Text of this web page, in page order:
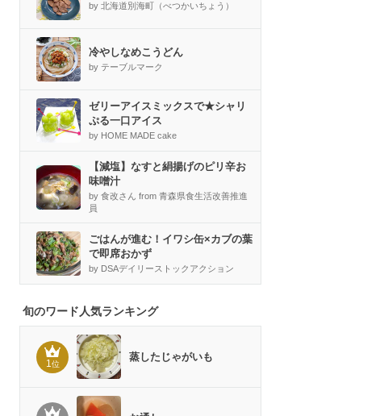
by 北海道別海町（べつかいちょう）
冷やしなめこうどん
by テーブルマーク
ゼリーアイスミックスで★シャリ
ぷる一口アイス
by HOME MADE cake
【減塩】なすと絹揚げのピリ辛お
味噌汁
by 食改さん from 青森県食生活改善推進
員
ごはんが進む！イワシ缶×カブの葉
で即席おかず
by DSAデイリーストックアクション
旬のワード人気ランキング
1位
蒸したじゃがいも